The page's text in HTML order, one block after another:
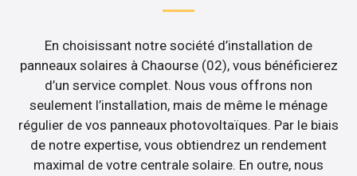
En choisissant notre société d’installation de
panneaux solaires à Chaourse (02), vous bénéficierez
d’un service complet. Nous vous offrons non
seulement l’installation, mais de même le ménage
régulier de vos panneaux photovoltaïques. Par le biais
de notre expertise, vous obtiendrez un rendement
maximal de votre centrale solaire. En outre, nous